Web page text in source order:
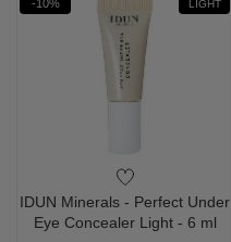
-10% LIGHT
IDUN Minerals - Perfect Under
Eye Concealer Light - 6 ml